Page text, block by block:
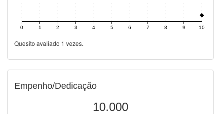
0 1 2 3 4 5 6 7 8 9 10
Quesito avaliado 1 vezes.
Empenho/Dedicação
10.000